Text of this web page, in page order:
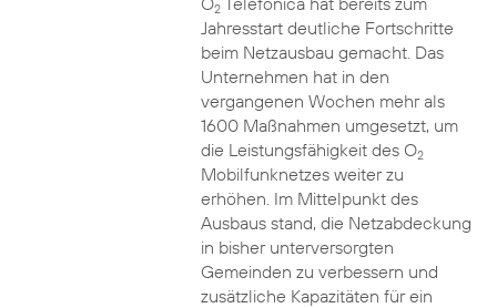
2
Jahresstart deutliche Fortschritte
beim Netzausbau gemacht. Das
Unternehmen hat in den
vergangenen Wochen mehr als
1600 Maßnahmen umgesetzt, um
die Leistungsfähigkeit des O2
Mobilfunknetzes weiter zu
erhöhen. Im Mittelpunkt des
Ausbaus stand, die Netzabdeckung
in bisher unterversorgten
Gemeinden zu verbessern und
zusätzliche Kapazitäten für ein